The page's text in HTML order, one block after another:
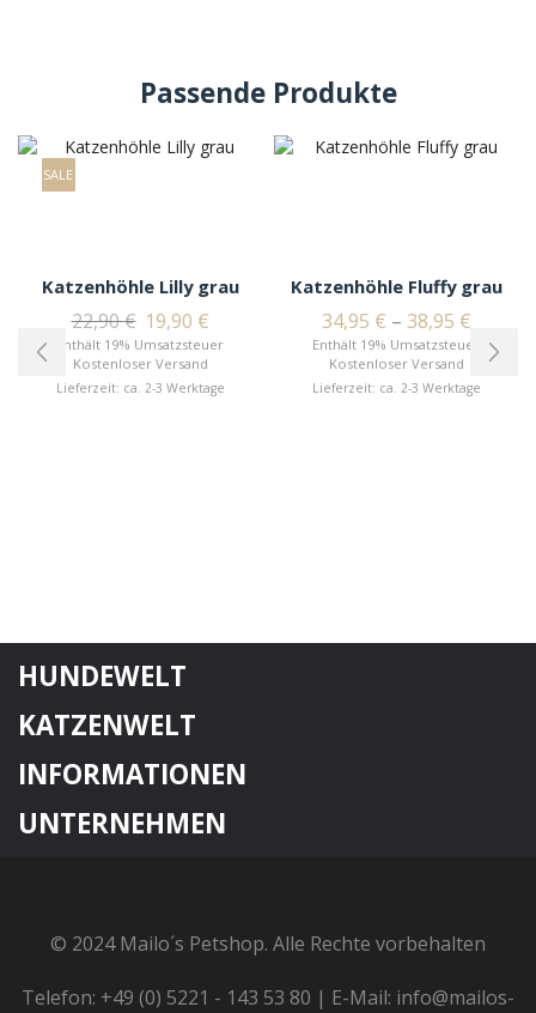
Passende Produkte
SALE
Katzenhöhle Lilly grau
22,90€ 19,90 €
Enthält 19% Umsatzsteuer
Kostenloser Versand
Lieferzeit: ca. 2-3 Werktage
Katzenhöhle Fluffy grau
34,95 € – 38,95 €
Enthält 19% Umsatzsteuer
Kostenloser Versand
Lieferzeit: ca. 2-3 Werktage
HUNDEWELT
KATZENWELT
INFORMATIONEN
UNTERNEHMEN
© 2024 Mailo´s Petshop. Alle Rechte vorbehalten
Telefon: +49 (0) 5221 - 143 53 80 | E-Mail: info@mailos-